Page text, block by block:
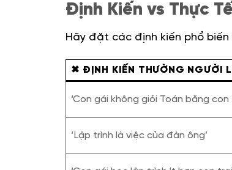
Định Kiến vs Thực
Hãy đặt các định kiến phổ
✖ ĐỊNH KIẾN THƯỜNG NGƯỜI
‘Con gái không giỏi Toán bằng con
‘Lập trình là việc của đàn ông’